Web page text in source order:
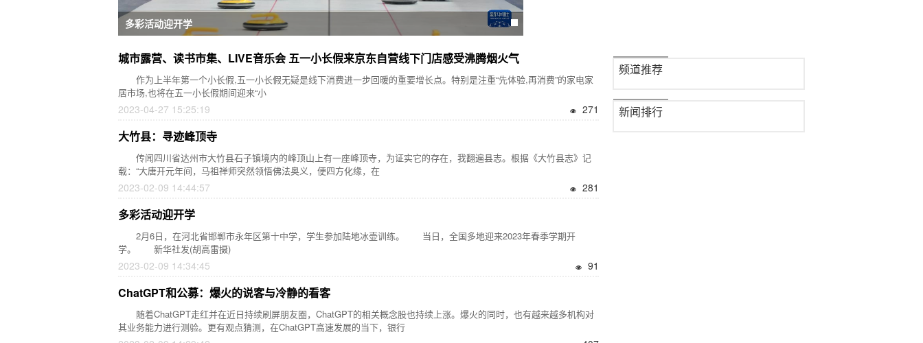
多彩活动迎开学
城市露营、读书市集、LIVE音乐会 五一小长假来京东自营线下门店感受沸腾烟火气
作为上半年第一个小长假,五一小长假无疑是线下消费进一步回暖的重要增长点。特别是注重“先体验,再消费”的家电家
居市场,也将在五一小长假期间迎来“小
2023-04-27 15:25:19 271
大竹县：寻迹峰顶寺
传闻四川省达州市大竹县石子镇境内的峰顶山上有一座峰顶寺，为证实它的存在，我翻遍县志。根据《大竹县志》记
载：“大唐开元年间，马祖禅师突然领悟佛法奥义，便四方化缘，在
2023-02-09 14:44:57 281
多彩活动迎开学
2月6日，在河北省邯郸市永年区第十中学，学生参加陆地冰壶训练。 当日，全国多地迎来2023年春季学期开
学。 新华社发(胡高雷摄)
2023-02-09 14:34:45 91
ChatGPT和公募：爆火的说客与冷静的看客
随着ChatGPT走红并在近日持续刷屏朋友圈，ChatGPT的相关概念股也持续上涨。爆火的同时，也有越来越多机构对
其业务能力进行测验。更有观点猜测，在ChatGPT高速发展的当下，银行
频道推荐
新闻排行